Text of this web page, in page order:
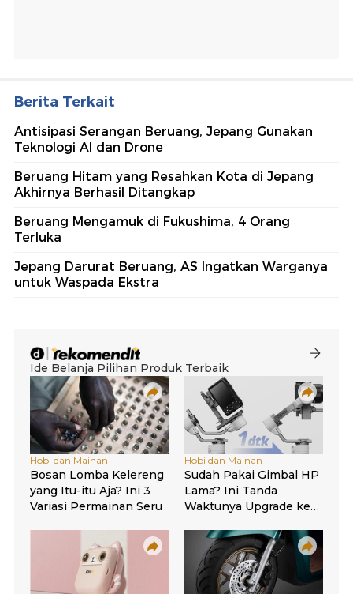
Berita Terkait
Antisipasi Serangan Beruang, Jepang Gunakan
Teknologi AI dan Drone
Beruang Hitam yang Resahkan Kota di Jepang
Akhirnya Berhasil Ditangkap
Beruang Mengamuk di Fukushima, 4 Orang
Terluka
Jepang Darurat Beruang, AS Ingatkan Warganya
untuk Waspada Ekstra